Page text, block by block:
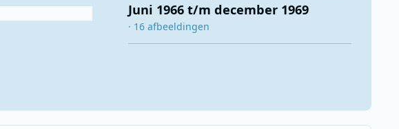
Juni 1966 t/m december 1969
· 16 afbeeldingen